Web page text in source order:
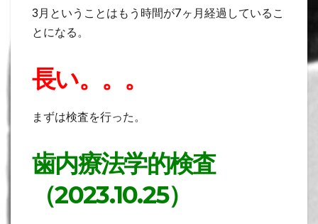
3月ということはもう時間が7ヶ月経過しているこ
とになる。
長い。。。
まずは検査を行った。
歯内療法学的検査
（2023.10.25）